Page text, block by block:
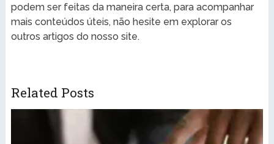
podem ser feitas da maneira certa, para acompanhar
mais conteúdos úteis, não hesite em explorar os
outros artigos do nosso site.
Related Posts